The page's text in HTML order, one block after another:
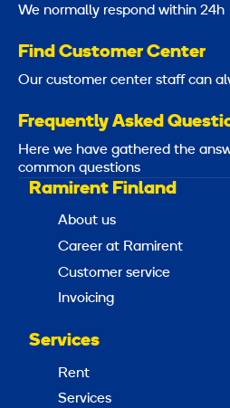
We normally respond within 24h
Find Customer Center
Our customer center staff can
Frequently Asked
Here we have gathered the
common questions
Ramirent Finland
About us
Career at Ramirent
Customer service
Invoicing
Services
Rent
Services